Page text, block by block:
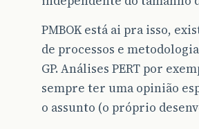
PMBOK está ai pra isso,
de processos e
GP. Análises PERT por
sempre ter uma opinião
o assunto (o próprio